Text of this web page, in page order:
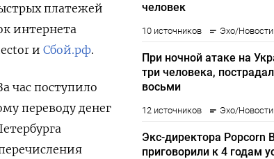
платежей
интернета
и Сбой.рф.
час поступило
переводу денег